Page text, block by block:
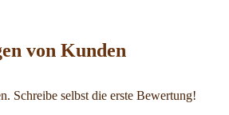
von Kunden
Schreibe selbst die erste Bewertung!